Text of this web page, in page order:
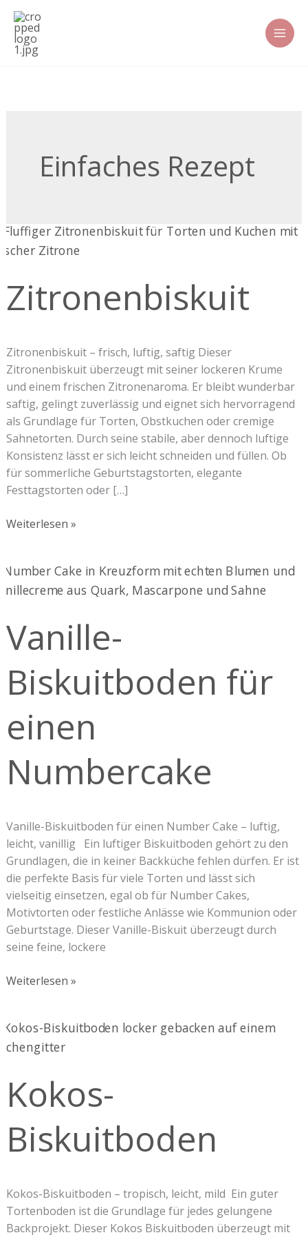
Zum
Inhalt
springen
Einfaches Rezept
Zitronenbiskuit
Zitronenbiskuit – frisch, luftig, saftig Dieser
Zitronenbiskuit überzeugt mit seiner lockeren Krume
und einem frischen Zitronenaroma. Er bleibt wunderbar
saftig, gelingt zuverlässig und eignet sich hervorragend
als Grundlage für Torten, Obstkuchen oder cremige
Sahnetorten. Durch seine stabile, aber dennoch luftige
Konsistenz lässt er sich leicht schneiden und füllen. Ob
für sommerliche Geburtstagstorten, elegante
Festtagstorten oder […]
Zitronenbiskuit
Weiterlesen »
Vanille-
Biskuitboden für
einen
Numbercake
Vanille-Biskuitboden für einen Number Cake – luftig,
leicht, vanillig Ein luftiger Biskuitboden gehört zu den
Grundlagen, die in keiner Backküche fehlen dürfen. Er ist
die perfekte Basis für viele Torten und lässt sich
vielseitig einsetzen, egal ob für Number Cakes,
Motivtorten oder festliche Anlässe wie Kommunion oder
Geburtstage. Dieser Vanille-Biskuit überzeugt durch
seine feine, lockere
Vanille-
Biskuitboden
einen
Numbercake
Weiterlesen »
Kokos-
Biskuitboden
Kokos-Biskuitboden – tropisch, leicht, mild Ein guter
Tortenboden ist die Grundlage für jedes gelungene
Backprojekt. Dieser Kokos Biskuitboden überzeugt mit
Kokos-
Biskuitboden